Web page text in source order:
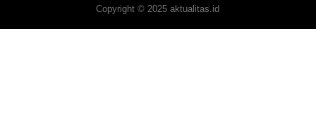
Copyright © 2025 aktualitas.id